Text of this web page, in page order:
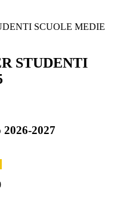
SCUOLE MEDIE
STUDENTI
2026-2027